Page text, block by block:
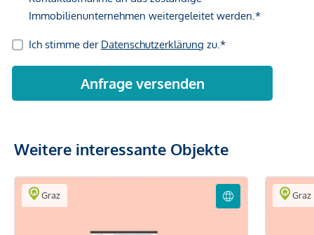
Weitere interessante Objekte
Graz Graz